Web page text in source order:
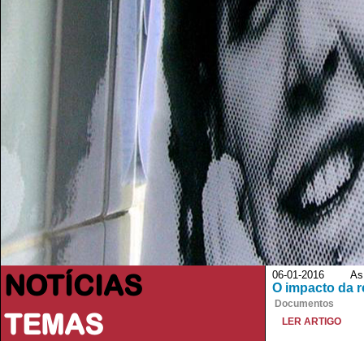
NOTÍCIAS
TEMAS
06-01-2016 As
O impacto da
Documentos
LER ARTIGO